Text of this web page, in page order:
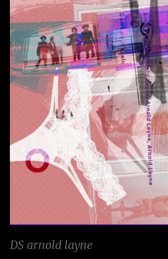
DS arnold layne